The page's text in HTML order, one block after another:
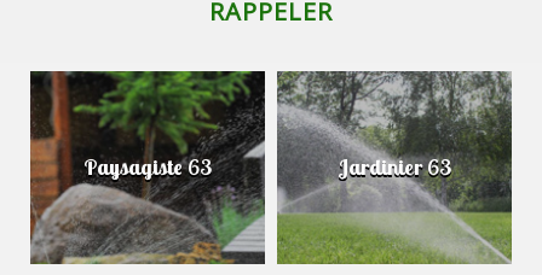
Paysagiste 63 Jardinier 63